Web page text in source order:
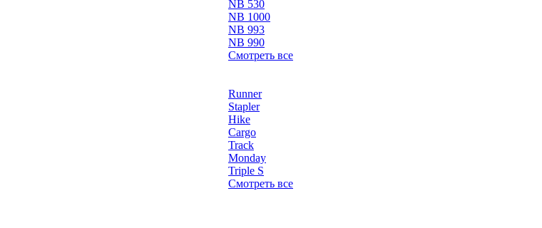
NB 530
NB 1000
NB 993
NB 990
Смотреть все
Runner
Stapler
Hike
Cargo
Track
Monday
Triple S
Смотреть все